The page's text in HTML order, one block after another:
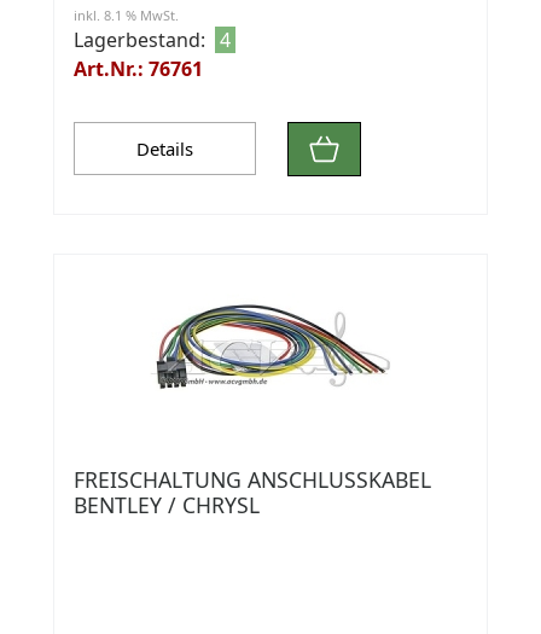
inkl. 8.1 % MwSt.
Lagerbestand: 4
Art.Nr.: 76761
Details
FREISCHALTUNG ANSCHLUSSKABEL
BENTLEY / CHRYSL